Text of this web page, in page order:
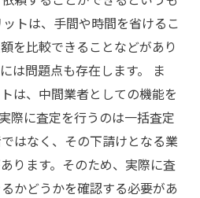
トは、手間や時間を省けるこ
を比較できることなどがあり
は問題点も存在します。 ま
は、中間業者としての機能を
際に査定を行うのは一括査定
はなく、その下請けとなる業
ります。そのため、実際に査
かどうかを確認する必要があ